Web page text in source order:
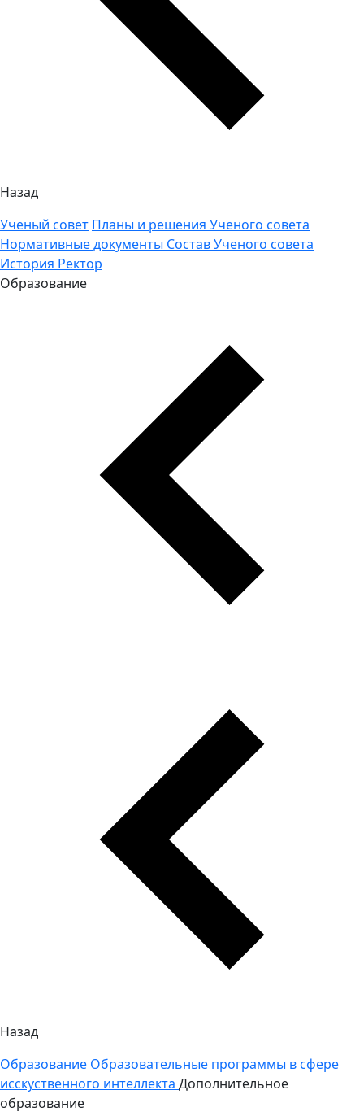
Назад
Ученый совет Планы и решения Ученого совета
Нормативные документы Состав Ученого совета
История Ректор
Образование
Назад
Образование Образовательные программы в сфере
исскуственного интеллекта Дополнительное
образование